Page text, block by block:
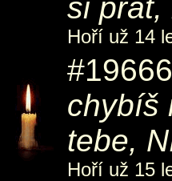
si přát,
Hoří už 14
#19666
chybíš
tebe,
Hoří už 15